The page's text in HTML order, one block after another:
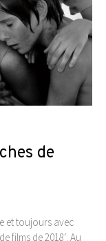
de
et toujours avec
films de 2018‘. Au